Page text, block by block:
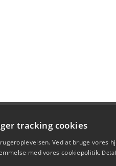
tracking cookies
Ved at bruge vores
med vores cookiepolitik.